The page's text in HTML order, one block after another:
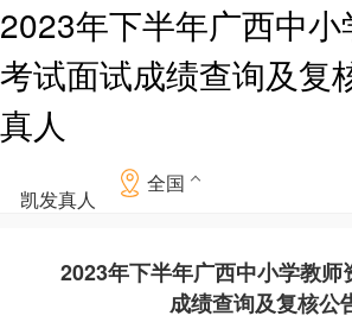
2023年下半年广西中
考试面试成绩查询及复
真人
凯发真人
全国
2023年下半年广西中小学教师
成绩查询及复核公